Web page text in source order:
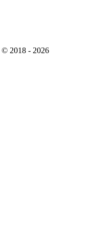
© 2018 - 2026